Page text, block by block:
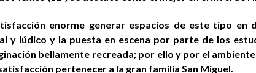
enorme generar espacios de este tipo
y lúdico y la puesta en escena por parte de los
bellamente recreada; por ello y por el
pertenecer a la gran familia San Miguel.